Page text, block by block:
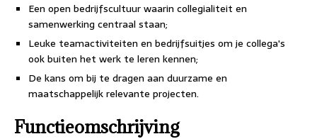
Een open bedrijfscultuur waarin collegialiteit en
samenwerking centraal staan;
Leuke teamactiviteiten en bedrijfsuitjes om je collega's
ook buiten het werk te leren kennen;
De kans om bij te dragen aan duurzame en
maatschappelijk relevante projecten.
Functieomschrijving